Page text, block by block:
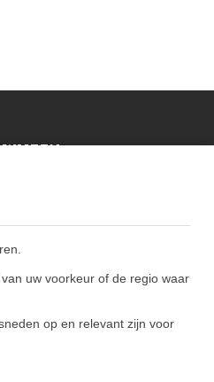
uw voorkeur of de regio waar
op en relevant zijn voor
DE HOOGTE